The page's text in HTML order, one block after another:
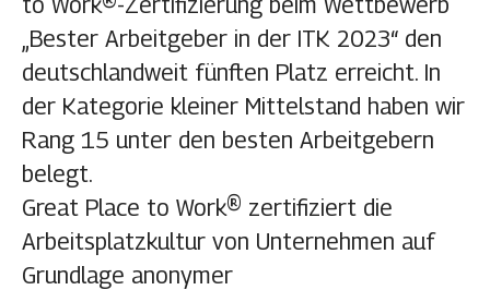
„Bester Arbeitgeber in der ITK 2023“ den
deutschlandweit fünften Platz erreicht. In
der Kategorie kleiner Mittelstand haben wir
Rang 15 unter den besten Arbeitgebern
belegt.
Great Place to Work® zertifiziert die
Arbeitsplatzkultur von Unternehmen auf
Grundlage anonymer